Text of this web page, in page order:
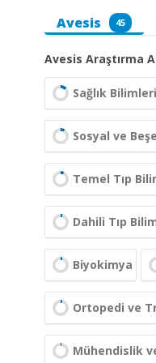
Avesis 45
Avesis Araştırma
Sağlık Bilimleri
Sosyal ve
Temel Tıp
Dahili Tıp
Biyokimya
Ortopedi ve
Mühendislik